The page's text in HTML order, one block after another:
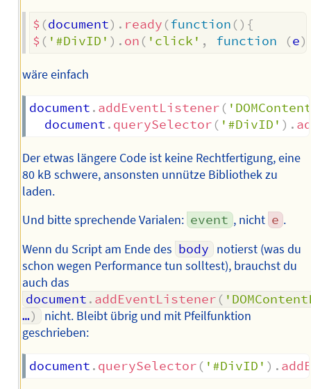
$ (document) . ready (function () {
$ ( '#DivID' ) . on ( 'click' , function (e)
wäre einfach
document . addEventListener (
  document
. querySelector ( '#DivID' ) .
Der etwas längere Code ist keine Rechtfertigung, eine
80 kB schwere, ansonsten unnütze Bibliothek zu
laden.
Und bitte sprechende Varialen: event , nicht e .
Wenn du Script am Ende des body notierst (was du
schon wegen Performance tun solltest), brauchst du
auch das
document . addEventListener (
…)
nicht. Bleibt übrig und mit Pfeilfunktion
geschrieben:
document . querySelector ( '#DivID' ) .